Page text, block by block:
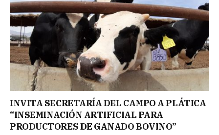
INVITA SECRETARÍA DEL CAMPO A PLÁTICA
“INSEMINACIÓN ARTIFICIAL PARA
PRODUCTORES DE GANADO BOVINO”